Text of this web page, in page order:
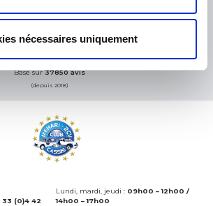
nécessaires uniquement
Excellent:4.5/ 5
Basé sur37850 avis
(depuis 2018)
33 (0)4 42
Lundi, mardi, jeudi : 09h00 – 12h00 /
14h00 – 17h00